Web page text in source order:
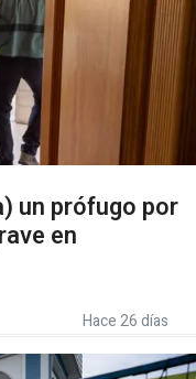
un prófugo por
en
Hace 26 días